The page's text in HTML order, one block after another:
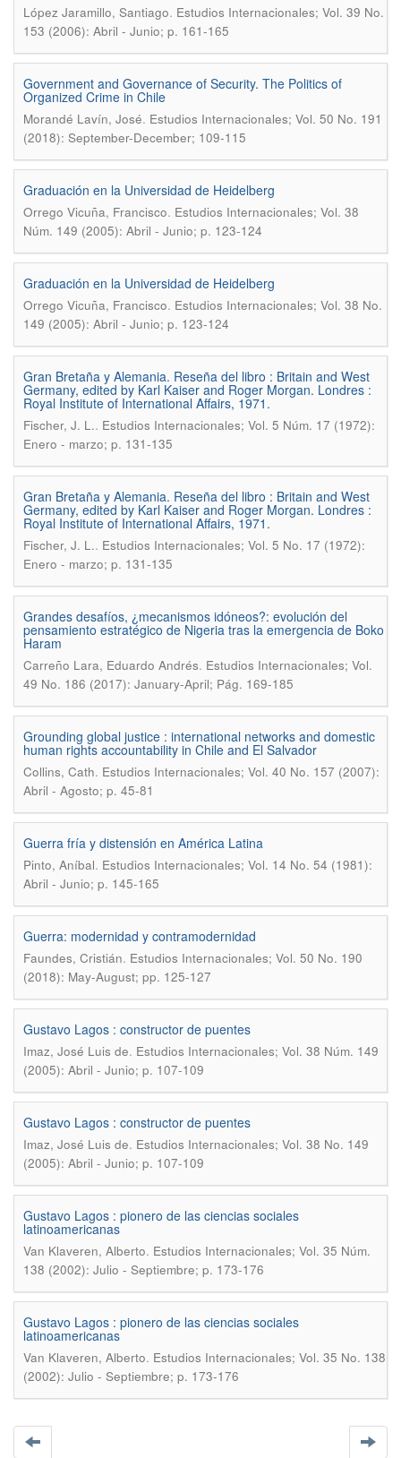
López Jaramillo, Santiago. Estudios Internacionales; Vol. 39 No.
153 (2006): Abril - Junio; p. 161-165
Government and Governance of Security. The Politics of
Organized Crime in Chile
Morandé Lavín, José. Estudios Internacionales; Vol. 50 No. 191
(2018): September-December; 109-115
Graduación en la Universidad de Heidelberg
Orrego Vicuña, Francisco. Estudios Internacionales; Vol. 38
Núm. 149 (2005): Abril - Junio; p. 123-124
Graduación en la Universidad de Heidelberg
Orrego Vicuña, Francisco. Estudios Internacionales; Vol. 38 No.
149 (2005): Abril - Junio; p. 123-124
Gran Bretaña y Alemania. Reseña del libro : Britain and West
Germany, edited by Karl Kaiser and Roger Morgan. Londres :
Royal Institute of International Affairs, 1971.
Fischer, J. L.. Estudios Internacionales; Vol. 5 Núm. 17 (1972):
Enero - marzo; p. 131-135
Gran Bretaña y Alemania. Reseña del libro : Britain and West
Germany, edited by Karl Kaiser and Roger Morgan. Londres :
Royal Institute of International Affairs, 1971.
Fischer, J. L.. Estudios Internacionales; Vol. 5 No. 17 (1972):
Enero - marzo; p. 131-135
Grandes desafíos, ¿mecanismos idóneos?: evolución del
pensamiento estratégico de Nigeria tras la emergencia de Boko
Haram
Carreño Lara, Eduardo Andrés. Estudios Internacionales; Vol.
49 No. 186 (2017): January-April; Pág. 169-185
Grounding global justice : international networks and domestic
human rights accountability in Chile and El Salvador
Collins, Cath. Estudios Internacionales; Vol. 40 No. 157 (2007):
Abril - Agosto; p. 45-81
Guerra fría y distensión en América Latina
Pinto, Aníbal. Estudios Internacionales; Vol. 14 No. 54 (1981):
Abril - Junio; p. 145-165
Guerra: modernidad y contramodernidad
Faundes, Cristián. Estudios Internacionales; Vol. 50 No. 190
(2018): May-August; pp. 125-127
Gustavo Lagos : constructor de puentes
Imaz, José Luis de. Estudios Internacionales; Vol. 38 Núm. 149
(2005): Abril - Junio; p. 107-109
Gustavo Lagos : constructor de puentes
Imaz, José Luis de. Estudios Internacionales; Vol. 38 No. 149
(2005): Abril - Junio; p. 107-109
Gustavo Lagos : pionero de las ciencias sociales
latinoamericanas
Van Klaveren, Alberto. Estudios Internacionales; Vol. 35 Núm.
138 (2002): Julio - Septiembre; p. 173-176
Gustavo Lagos : pionero de las ciencias sociales
latinoamericanas
Van Klaveren, Alberto. Estudios Internacionales; Vol. 35 No. 138
(2002): Julio - Septiembre; p. 173-176